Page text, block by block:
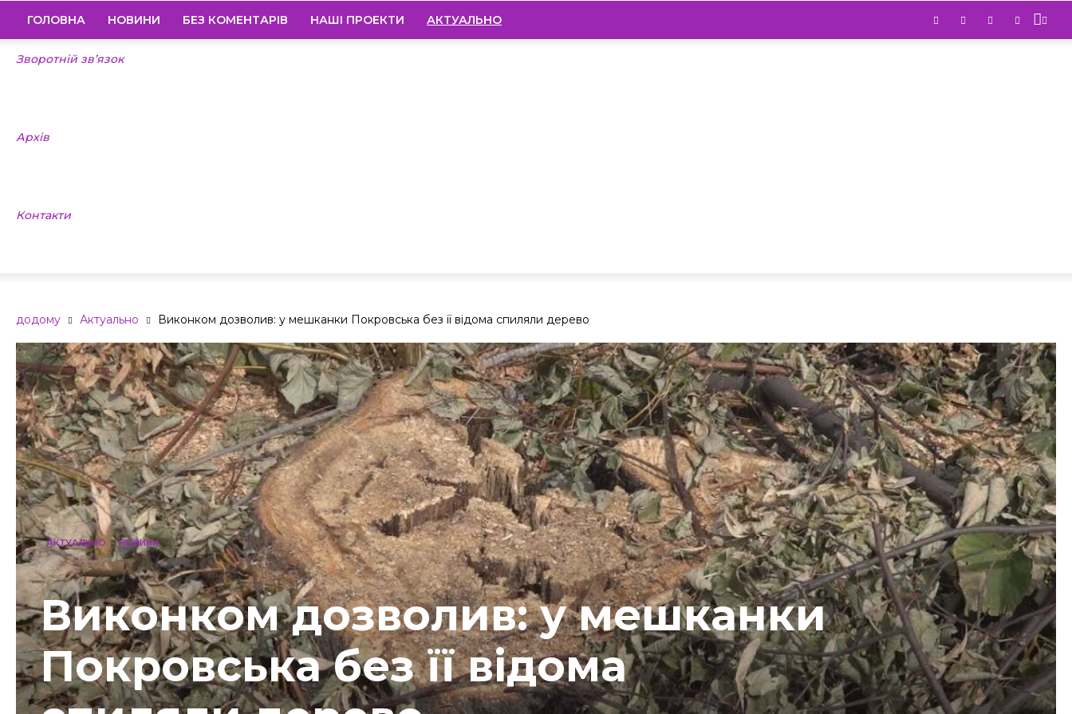
ГОЛОВНА НОВИНИ БЕЗ КОМЕНТАРІВ НАШІ ПРОЕКТИ АКТУАЛЬНО
Зворотній зв’язок
Архів
Контакти
додому Актуально Виконком дозволив: у мешканки Покровська без її відома спиляли дерево
АКТУАЛЬНО НОВИНИ
Виконком дозволив: у мешканки
Покровська без її відома